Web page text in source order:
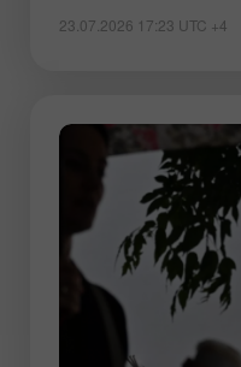
23.07.2026 17:23 UTC +4